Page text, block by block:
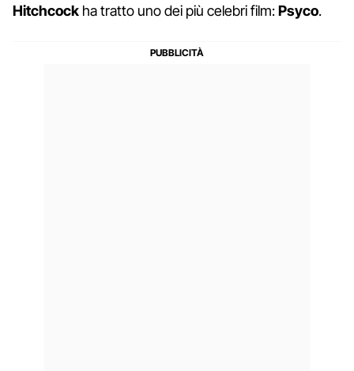
Hitchcock ha tratto uno dei più celebri film:Psyco.